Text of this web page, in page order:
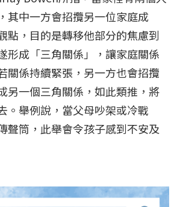
其中一方會招攬另一位家庭成
點，目的是轉移他部分的焦慮到
形成「三角關係」，讓家庭關係
關係持續緊張，另一方也會招攬
另一個三角關係，如此類推，將
。舉例說，當父母吵架或冷戰
聲筒，此舉會令孩子感到不安及